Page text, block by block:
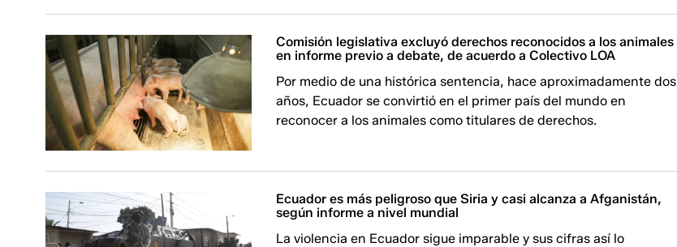
Comisión legislativa excluyó derechos reconocidos a los animales
en informe previo a debate, de acuerdo a Colectivo LOA
Por medio de una histórica sentencia, hace aproximadamente dos
años, Ecuador se convirtió en el primer país del mundo en
reconocer a los animales como titulares de derechos.
Ecuador es más peligroso que Siria y casi alcanza a Afganistán,
según informe a nivel mundial
La violencia en Ecuador sigue imparable y sus cifras así lo